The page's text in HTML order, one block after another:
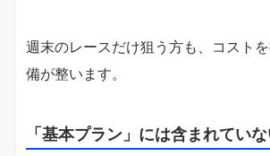
週末のレースだけ狙う方も、コスト
備が整います。
「基本プラン」には含まれてい